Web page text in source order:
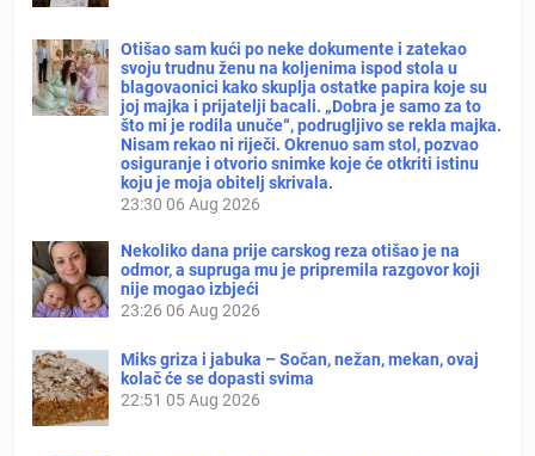
Otišao sam kući po neke dokumente i zatekao
svoju trudnu ženu na koljenima ispod stola u
blagovaonici kako skuplja ostatke papira koje su
joj majka i prijatelji bacali. „Dobra je samo za to
što mi je rodila unuče“, podrugljivo se rekla majka.
Nisam rekao ni riječi. Okrenuo sam stol, pozvao
osiguranje i otvorio snimke koje će otkriti istinu
koju je moja obitelj skrivala.
23:30 06 Aug 2026
Nekoliko dana prije carskog reza otišao je na
odmor, a supruga mu je pripremila razgovor koji
nije mogao izbjeći
23:26 06 Aug 2026
Miks griza i jabuka – Sočan, nežan, mekan, ovaj
kolač će se dopasti svima
22:51 05 Aug 2026